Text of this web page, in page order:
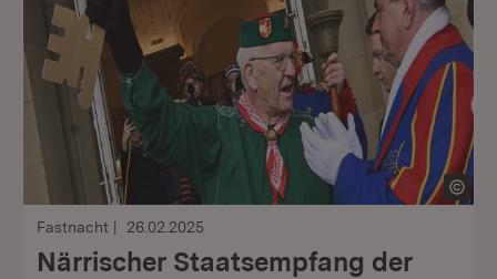
Fastnacht 26.02.2025
Närrischer Staatsempfang der